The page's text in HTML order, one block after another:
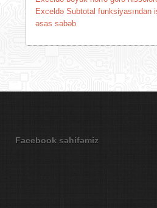
Exceldə Subtotal funksiyasından
əsas səbəb
Facebook səhifəmiz